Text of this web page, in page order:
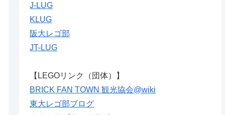
J-LUG
KLUG
阪大レゴ部
JT-LUG
【LEGOリンク（団体）】
BRICK FAN TOWN 観光協会@wiki
東大レゴ部ブログ